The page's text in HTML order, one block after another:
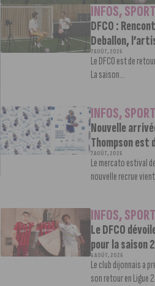
INFOS,SPORT
DFCO :
Deballon,
7 AOÛT, 2026
Le DFCO est de
La saison...
INFOS,SPORT
Nouvelle
Thompson est
7 AOÛT, 2026
Le mercato estival
nouvelle recrue
INFOS,SPORT
Le DFCO
pour la saison
6 AOÛT, 2026
Le club dijonnais a
son retour en Ligue